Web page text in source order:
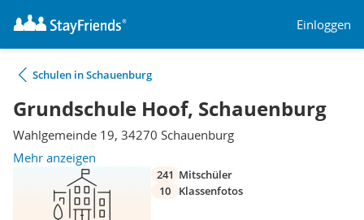
Einloggen
Schulen in Schauenburg
Grundschule Hoof, Schauenburg
Wahlgemeinde 19, 34270 Schauenburg
Mehr anzeigen
241 Mitschüler
10
Klassenfotos